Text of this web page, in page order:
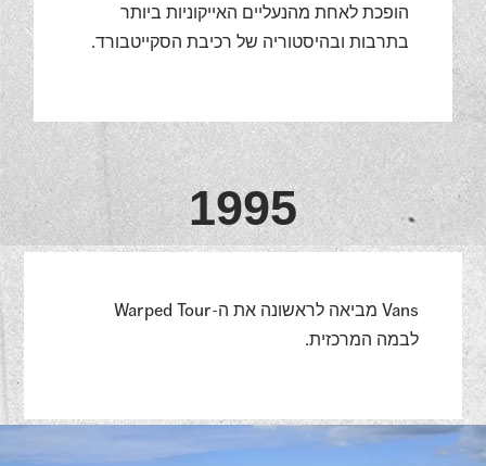
הופכת לאחת מהנעליים האייקוניות ביותר
בתרבות ובהיסטוריה של רכיבת הסקייטבורד.
1995
Vans מביאה לראשונה את ה-Warped Tour
לבמה המרכזית.